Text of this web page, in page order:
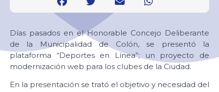
Días pasados en el Honorable Concejo Deliberante
de la Municipalidad de Colón, se presentó la
plataforma “Deportes en Línea”; un proyecto de
modernización web para los clubes de la Ciudad.
En la presentación se trató el objetivo y necesidad del